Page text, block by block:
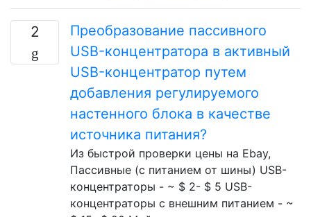
2
Преобразование пассивного
USB-концентратора в активный
USB-концентратор путем
добавления регулируемого
настенного блока в качестве
источника питания?
Из быстрой проверки цены на Ebay,
Пассивные (с питанием от шины) USB-
концентраторы - ~ $ 2- $ 5 USB-
концентраторы с внешним питанием - ~